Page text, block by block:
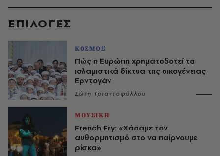
EΠΙΛΟΓΈΣ
ΚΟΣΜΟΣ
Πώς η Ευρώπη χρηματοδοτεί τα
ισλαμιστικά δίκτυα της οικογένειας
Ερντογάν
Σώτη Τριανταφύλλου
ΜΟΥΣΙΚΗ
French Fry: «Χάσαμε τον
αυθορμητισμό στο να παίρνουμε
ρίσκα»